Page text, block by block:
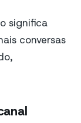
significa
conversas